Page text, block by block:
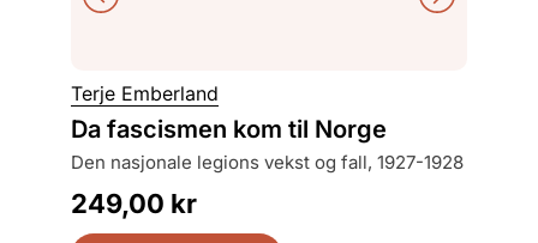
Terje Emberland
Da fascismen kom til Norge
den nasjonale legions vekst og fall, 1927-1928
249,00 kr